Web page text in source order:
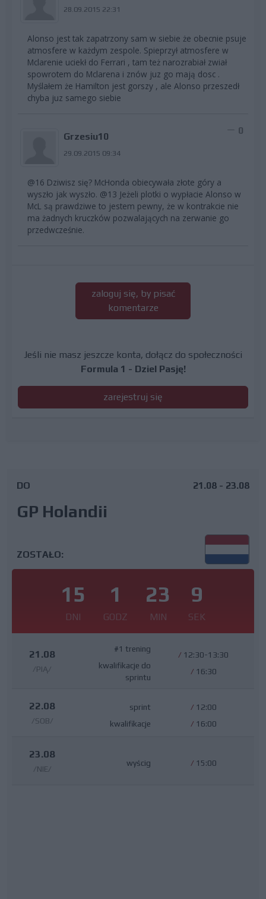
28.09.2015 22:31
Alonso jest tak zapatrzony sam w siebie że obecnie psuje
atmosfere w każdym zespole. Spieprzył atmosfere w
Mclarenie uciekł do Ferrari , tam też narozrabiał zwiał
spowrotem do Mclarena i znów juz go mają dosc .
Myślałem że Hamilton jest gorszy , ale Alonso przeszedł
chyba juz samego siebie
Grzesiu10
29.09.2015 09:34
0
@16 Dziwisz się? McHonda obiecywała złote góry a
wyszło jak wyszło. @13 Jeżeli plotki o wypłacie Alonso w
McL są prawdziwe to jestem pewny, że w kontrakcie nie
ma żadnych kruczków pozwalających na zerwanie go
przedwcześnie.
zaloguj się, by pisać
komentarze
Jeśli nie masz jeszcze konta, dołącz do społeczności
Formula 1 - Dziel Pasję!
zarejestruj się
DO
GP Holandii
21.08 - 23.08
ZOSTAŁO:
15
DNI
1
GODZ
23
MIN
8
SEK
21.08
/PIĄ/
#1 trening
kwalifikacje do
sprintu
/ 12:30-13:30
/ 16:30
22.08
/SOB/
sprint
kwalifikacje
/ 12:00
/ 16:00
23.08
/NIE/
wyścig / 15:00